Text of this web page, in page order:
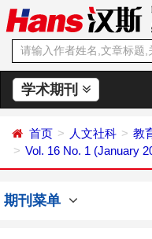
学术期刊
首页 人文社科
教
Vol. 16 No. 1 (January
期刊菜单